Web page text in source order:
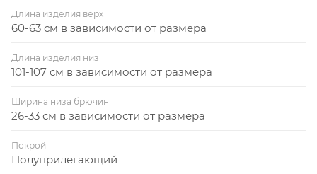
Длина изделия верх
60-63 см в зависимости от размера
Длина изделия низ
101-107 см в зависимости от размера
Ширина низа брючин
26-33 см в зависимости от размера
Покрой
Полуприлегающий